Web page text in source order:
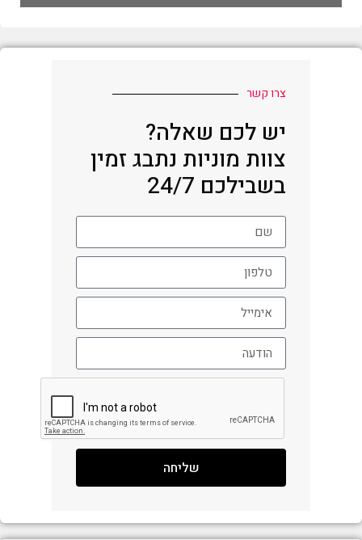
צרו קשר
יש לכם שאלה?
צוות מוניות נתבג זמין
בשבילכם 24/7
שליחה